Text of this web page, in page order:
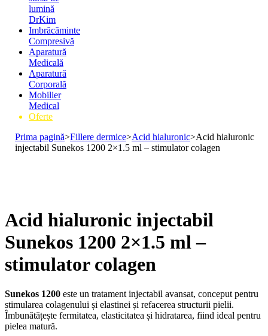
lumină
DrKim
Imbrăcăminte
Compresivă
Aparatură
Medicală
Aparatură
Corporală
Mobilier
Medical
Oferte
Prima pagină>Fillere dermice>Acid hialuronic>Acid hialuronic
injectabil Sunekos 1200 2×1.5 ml – stimulator colagen
Acid hialuronic injectabil
Sunekos 1200 2×1.5 ml –
stimulator colagen
Sunekos 1200 este un tratament injectabil avansat, conceput pentru
stimularea colagenului și elastinei și refacerea structurii pielii.
Îmbunătățește fermitatea, elasticitatea și hidratarea, fiind ideal pentru
pielea matură.